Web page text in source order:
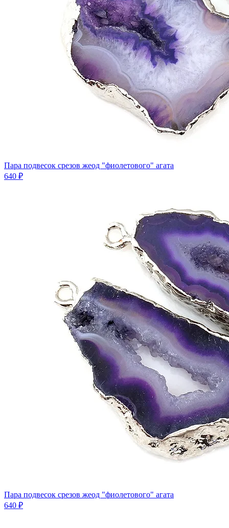
Пара подвесок срезов жеод "фиолетового" агата
640 ₽
Пара подвесок срезов жеод "фиолетового" агата
640 ₽